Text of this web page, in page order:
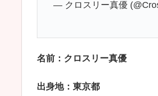
— クロスリー真優
名前：クロスリー真優
出身地：東京都